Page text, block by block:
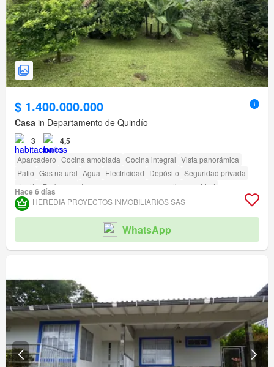
$ 1.400.000.000
Casa in Departamento de Quindío
3 4,5
Aparcadero Cocina amoblada Cocina integral Vista panorámica
Patio Gas natural Agua Electricidad Depósito Seguridad privada
Jardín
Barbecue Acceso para personas con discapacidad
Hace 6 días
HEREDIA PROYECTOS INMOBILIARIOS SAS
WhatsApp